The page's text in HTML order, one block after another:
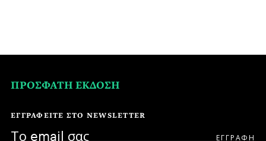
ΠΡΟΣΦΑΤΗ ΕΚΔΟΣΗ
ΕΓΓΡΑΦΕΙΤΕ ΣΤΟ NEWSLETTER